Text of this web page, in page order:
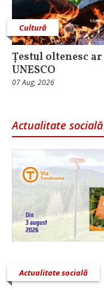
Cultură
Țestul oltenesc
UNESCO
07 Aug, 2026
Actualitate socială
Actualitate socială